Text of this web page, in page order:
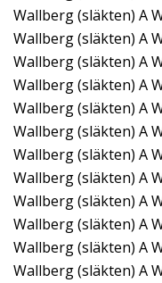
Wallberg (släkten) A
Wallberg (släkten) A
Wallberg (släkten) A
Wallberg (släkten) A
Wallberg (släkten) A
Wallberg (släkten) A
Wallberg (släkten) A
Wallberg (släkten) A
Wallberg (släkten) A
Wallberg (släkten) A
Wallberg (släkten) A
Wallberg (släkten) A